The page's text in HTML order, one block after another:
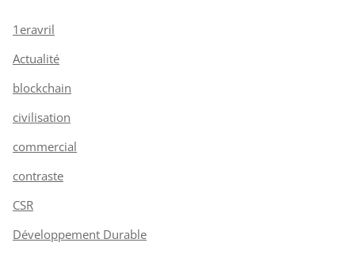
1eravril
Actualité
blockchain
civilisation
commercial
contraste
CSR
Développement Durable